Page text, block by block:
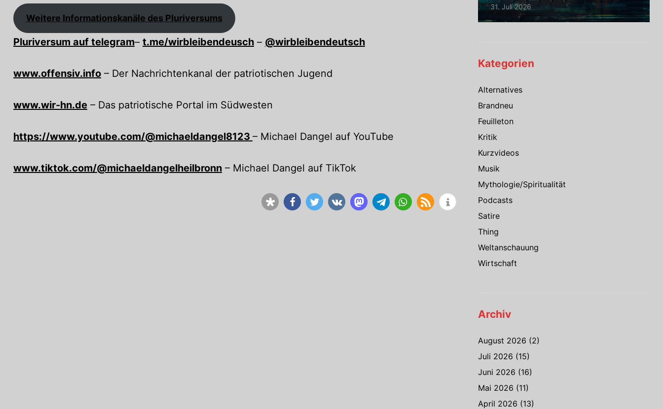
Weitere Informationskanäle des Pluriversums
Pluriversum auf telegram– t.me/wirbleibendeusch– @wirbleibendeutsch
www.offensiv.info– Der Nachrichtenkanal der patriotischen Jugend
www.wir-hn.de– Das patriotische Portal im Südwesten
https://www.youtube.com/@michaeldangel8123 – Michael Dangel auf YouTube
www.tiktok.com/@michaeldangelheilbronn– Michael Dangel auf TikTok
31. Juli 2026
Kategorien
Alternatives
Brandneu
Feuilleton
Kritik
Kurzvideos
Musik
Mythologie/Spiritualität
Podcasts
Satire
Thing
Weltanschauung
Wirtschaft
Archiv
August 2026 (2)
Juli 2026 (15)
Juni 2026 (16)
Mai 2026 (11)
April 2026 (13)